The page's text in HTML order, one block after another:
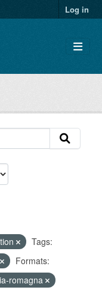
Log in
Tags:
Formats:
romagna